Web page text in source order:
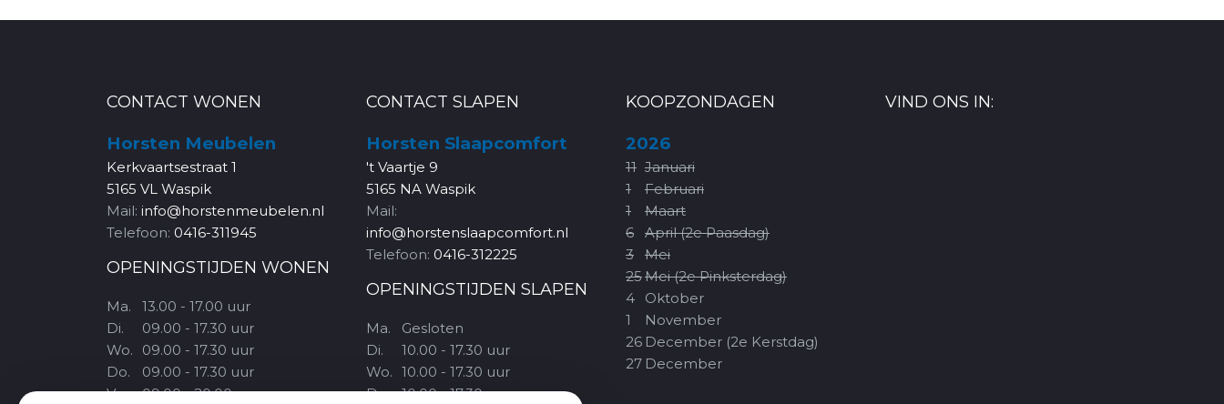
CONTACT WONEN
Horsten Meubelen
Kerkvaartsestraat 1
5165 VL Waspik
Mail: info@horstenmeubelen.nl
Telefoon: 0416-311945
OPENINGSTIJDEN WONEN
Ma.
Di.
Wo.
Do.
Vr.
13.00 - 17.00 uur
09.00 - 17.30 uur
09.00 - 17.30 uur
09.00 - 17.30 uur
09.00 - 20.00 uur
CONTACT SLAPEN
Horsten Slaapcomfort
't Vaartje 9
5165 NA Waspik
Mail:
info@horstenslaapcomfort.nl
Telefoon: 0416-312225
OPENINGSTIJDEN SLAPEN
Ma.
Di.
Wo.
Do.
Gesloten
10.00 - 17.30 uur
10.00 - 17.30 uur
10.00 - 17.30 uur
KOOPZONDAGEN
2026
11 Januari
1
Februari
1
Maart
6
April (2e Paasdag)
3
Mei
25Mei (2e Pinksterdag)
4
Oktober
1
November
26 December (2e Kerstdag)
27 December
VIND ONS IN: